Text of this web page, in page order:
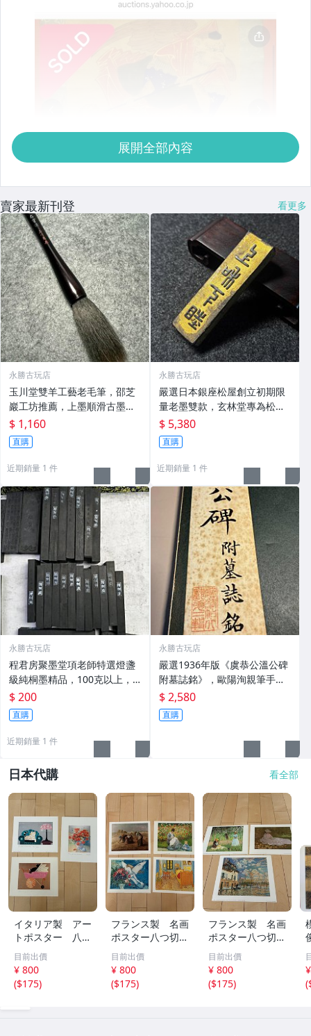
展開全部內容
賣家最新刊登 看更多
永勝古玩店
玉川堂雙羊工藝老毛筆，邵芝
巖工坊推薦，上墨順滑古墨專
用 老墨 冬青 老筆
$ 1,160
直購
近期銷量 1 件
永勝古玩店
嚴選日本銀座松屋創立初期限
量老墨雙款，玄林堂專為松屋
打造，重量22.5g，適合收藏
及品味民國時期古雅文化 文房
用具 民國古墨 收藏文玩
$ 5,380
直購
近期銷量 1 件
永勝古玩店
程君房聚墨堂項老師特選燈盞
級純桐墨精品，100克以上，
檀香墨質細膩黑亮 藍紫光放 檢
驗嚴選推薦 燈盞級墨 放藍紫光
檢驗嚴選
$ 200
直購
近期銷量 1 件
永勝古玩店
嚴選1936年版《虞恭公溫公碑
附墓誌銘》，歐陽洵親筆手
跡，典藏歷史與書法珍品 唐史
研究 碑刻藝術 田中和市版
$ 2,580
直購
日本代購 看全部
イタリア製 アー
トポスター 八つ
切（303×242）
10枚セット ①
目前出價
¥ 800
($175)
フランス製 名画
ポスター八つ切
（303×242） モ
ネ ミレー シャ
ガール ピサロ
他10枚セット
目前出價
¥ 800
($175)
フランス製 名画
ポスター八つ切
（303×242） モ
ネ シスレー モ
ジリアニ マリー
ローランサン 他
目前出價
¥ 800
($175)
(